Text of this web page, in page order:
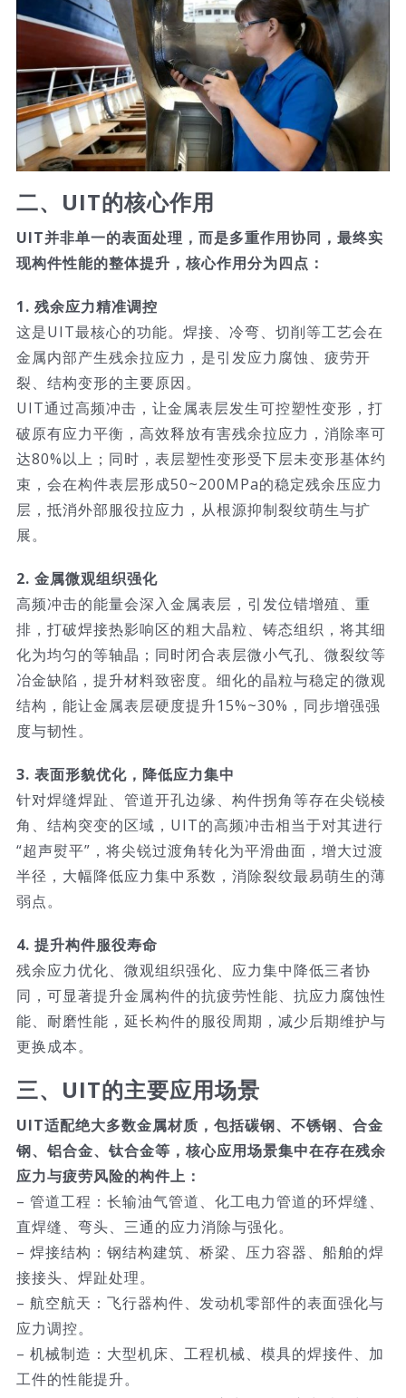
二、UIT的核心作用
UIT并非单一的表面处理，而是多重作用协同，最终实
现构件性能的整体提升，核心作用分为四点：
1. 残余应力精准调控
这是UIT最核心的功能。焊接、冷弯、切削等工艺会在
金属内部产生残余拉应力，是引发应力腐蚀、疲劳开
裂、结构变形的主要原因。
UIT通过高频冲击，让金属表层发生可控塑性变形，打
破原有应力平衡，高效释放有害残余拉应力，消除率可
达80%以上；同时，表层塑性变形受下层未变形基体约
束，会在构件表层形成50~200MPa的稳定残余压应力
层，抵消外部服役拉应力，从根源抑制裂纹萌生与扩
展。
2. 金属微观组织强化
高频冲击的能量会深入金属表层，引发位错增殖、重
排，打破焊接热影响区的粗大晶粒、铸态组织，将其细
化为均匀的等轴晶；同时闭合表层微小气孔、微裂纹等
冶金缺陷，提升材料致密度。细化的晶粒与稳定的微观
结构，能让金属表层硬度提升15%~30%，同步增强强
度与韧性。
3. 表面形貌优化，降低应力集中
针对焊缝焊趾、管道开孔边缘、构件拐角等存在尖锐棱
角、结构突变的区域，UIT的高频冲击相当于对其进行
“超声熨平”，将尖锐过渡角转化为平滑曲面，增大过渡
半径，大幅降低应力集中系数，消除裂纹最易萌生的薄
弱点。
4. 提升构件服役寿命
残余应力优化、微观组织强化、应力集中降低三者协
同，可显著提升金属构件的抗疲劳性能、抗应力腐蚀性
能、耐磨性能，延长构件的服役周期，减少后期维护与
更换成本。
三、UIT的主要应用场景
UIT适配绝大多数金属材质，包括碳钢、不锈钢、合金
钢、铝合金、钛合金等，核心应用场景集中在存在残余
应力与疲劳风险的构件上：
– 管道工程：长输油气管道、化工电力管道的环焊缝、
直焊缝、弯头、三通的应力消除与强化。
– 焊接结构：钢结构建筑、桥梁、压力容器、船舶的焊
接接头、焊趾处理。
– 航空航天：飞行器构件、发动机零部件的表面强化与
应力调控。
– 机械制造：大型机床、工程机械、模具的焊接件、加
工件的性能提升。